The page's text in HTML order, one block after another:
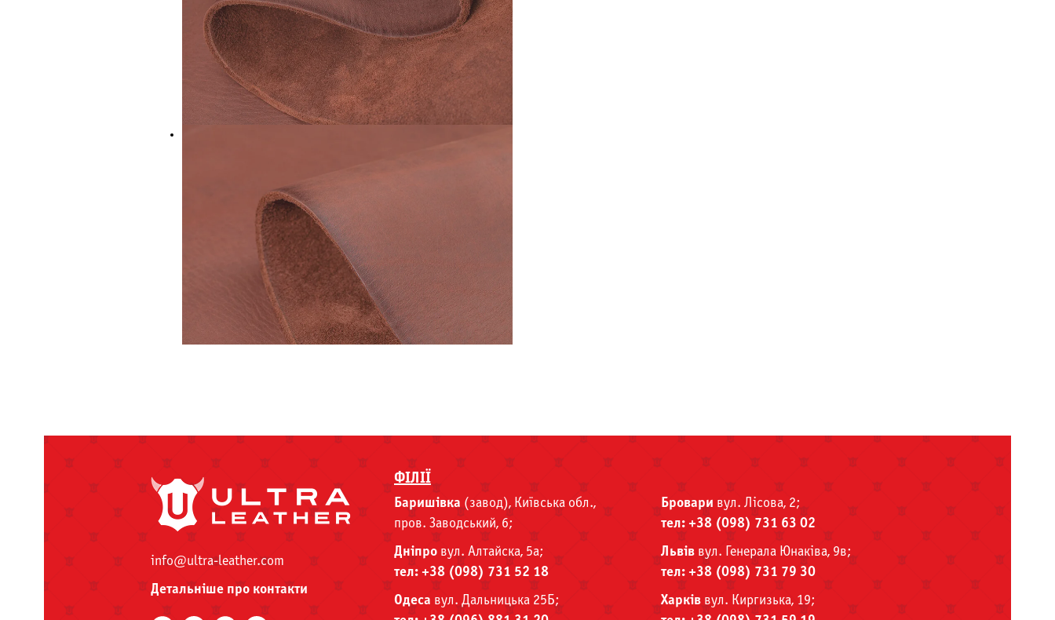
info@ultra-leather.com
Детальніше про контакти
ФІЛІЇ
Баришівка (завод), Київська обл.,
пров. Заводський, 6;
Бровари вул. Лісова, 2;
тел: +38 (098) 731 63 02
Дніпро вул. Алтайска, 5а;
тел: +38 (098) 731 52 18
Львів вул. Генерала Юнаківа, 9в;
тел: +38 (098) 731 79 30
Одеса вул. Дальницька 25Б;
Харків вул. Киргизька, 19;